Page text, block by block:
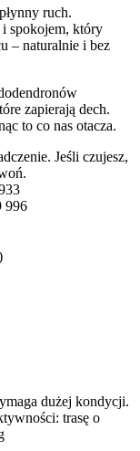
ruch.
spokojem, który
– naturalnie i bez
zapierają dech.
to co nas otacza.
Jeśli czujesz,
996
dużej kondycji.
trasę o